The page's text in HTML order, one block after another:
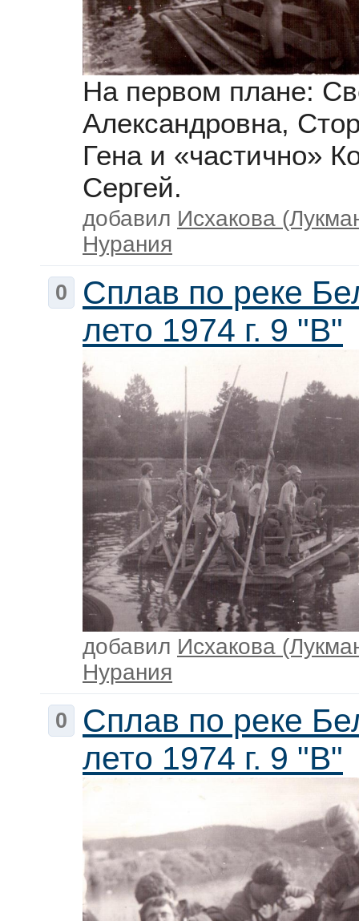
На первом плане:
Александровна,
Гена и «частично»
Сергей.
добавил Исхакова
Нурания
0
Сплав по реке
лето 1974 г. 9 "В"
добавил Исхакова
Нурания
0
Сплав по реке
лето 1974 г. 9 "В"